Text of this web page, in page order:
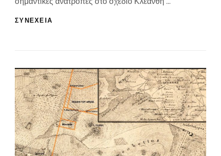
ΣΥΝΕΧΕΙΑ
(ΜΈΡΟΣ
Β,
ΈΩΣ
ΤΟ
1870)